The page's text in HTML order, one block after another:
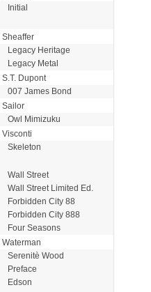
Initial
Sheaffer
Legacy Heritage
Legacy Metal
S.T. Dupont
007 James Bond
Sailor
Owl Mimizuku
Visconti
Skeleton
Wall Street
Wall Street Limited Ed.
Forbidden City 88
Forbidden City 888
Four Seasons
Waterman
Serenitè Wood
Preface
Edson